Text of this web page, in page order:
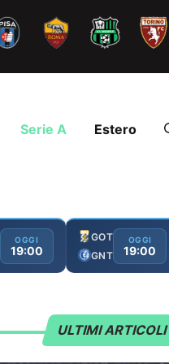
Serie A Estero
OGGI
19:00
GOT
GNT
OGGI
19:00
ULTIMI ARTICOLI